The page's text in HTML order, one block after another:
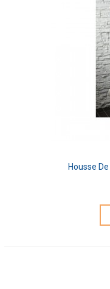
Housse